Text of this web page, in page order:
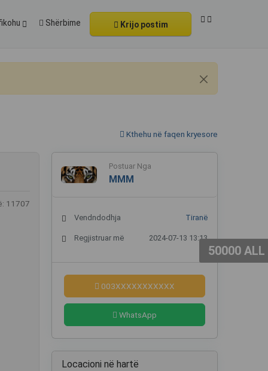
Shërbime Krijo postim
Kthehu në faqen kryesore
11707
50000 ALL
Postuar Nga
MMM
Vendndodhja Tiranë
Regjistruar më 2024-07-13 13:13
003XXXXXXXXXXX
WhatsApp
Locacioni në hartë